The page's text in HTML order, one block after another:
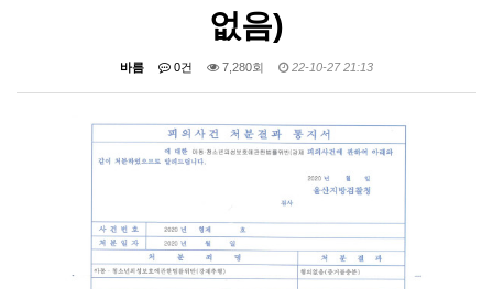
없음)
바름 0건 7,280회 22-10-27 21:13